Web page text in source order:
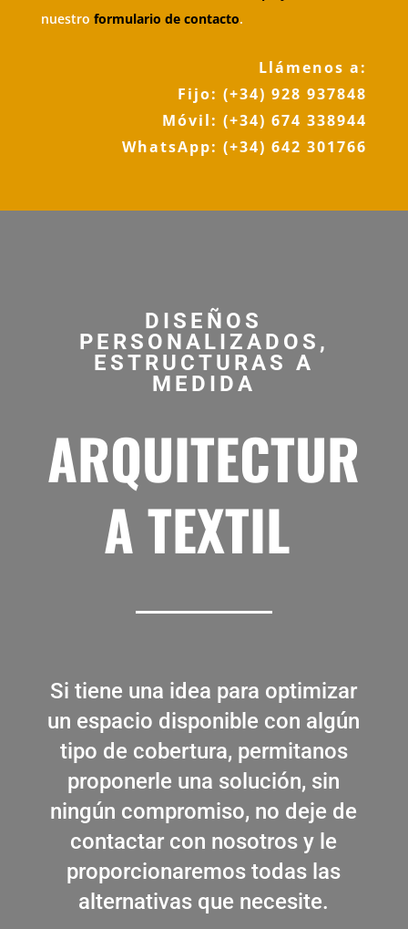
nuestro formulario de contacto.
Llámenos a:
Fijo:(+34) 928 937848
Móvil:(+34) 674 338944
WhatsApp:(+34) 642 301766
DISEÑOS
PERSONALIZADOS,
ESTRUCTURAS A
MEDIDA
ARQUITECTUR
A TEXTIL
Si tiene una idea para optimizar
un espacio disponible con algún
tipo de cobertura, permitanos
proponerle una solución, sin
ningún compromiso, no deje de
contactar con nosotros y le
proporcionaremos todas las
alternativas que necesite.